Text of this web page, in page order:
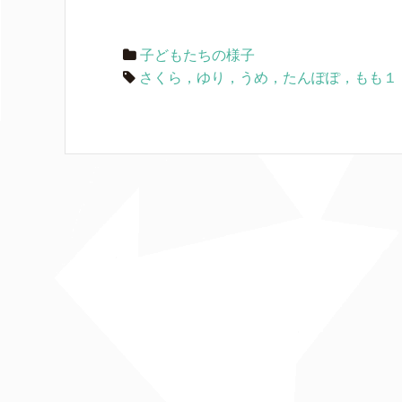
子どもたちの様子
さくら，ゆり，うめ，たんぽぽ，もも１